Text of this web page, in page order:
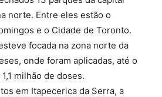
norte. Entre eles estão o
e o Cidade de Toronto.
focada na zona norte da
onde foram aplicadas, até o
milhão de doses.
em Itapecerica da Serra, a